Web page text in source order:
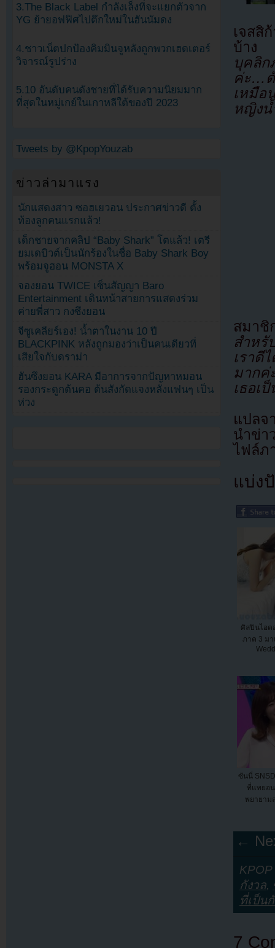
เจสสิ
บ้าง
บุคลิก
ค่ะ…ดั
เหมือ
หญิงน้
สมา
สำหรั
เราดี
มากค่
เธอเ
แปลจ
นำข่า
ไฟล์ภ
แบ่ง
ศิลปินไอด
ภาค 3 มา
ซันนี่
ที่แทยอ
พยายาม
←
กังวล,
ที่เป็น
7
3.The Black Label กำลังเล็งที่จะแยกตัวจาก
YG ย้ายอฟฟิศไปตึกใหม่ในฮันนัมดง
4.ชาวเน็ตปกป้องคิมมินจูหลังถูกพวกเฮดเตอร์
วิจารณ์รูปร่าง
5.10 อันดับคนดังชายที่ได้รับความนิยมมาก
ที่สุดในหมู่เกย์ในเกาหลีใต้ของปี 2023
Tweets by @KpopYouzab
ข่าวล่ามาแรง
นักแสดงสาว ซอฮเยวอน ประกาศข่าวดี ตั้ง
ท้องลูกคนแรกแล้ว!
เด็กชายจากคลิป “Baby Shark” โตแล้ว! เตรี
ยมเดบิวต์เป็นนักร้องในชื่อ Baby Shark Boy
พร้อมจูฮอน MONSTA X
จองยอน TWICE เซ็นสัญญา Baro
Entertainment เดินหน้าสายการแสดงร่วม
ค่ายพี่สาว กงซึงยอน
จีซูเคลียร์เอง! น้ำตาในงาน 10 ปี
BLACKPINK หลังถูกมองว่าเป็นคนเดียวที่
เสียใจกับดราม่า
ฮันซึงยอน KARA มีอาการจากปัญหาหมอน
รองกระดูกต้นคอ ต้นสังกัดแจงหลังแฟนๆ เป็น
ห่วง